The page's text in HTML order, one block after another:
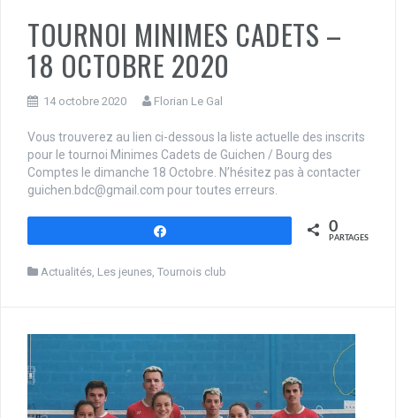
TOURNOI MINIMES CADETS –
18 OCTOBRE 2020
14 octobre 2020 Florian Le Gal
Vous trouverez au lien ci-dessous la liste actuelle des inscrits
pour le tournoi Minimes Cadets de Guichen / Bourg des
Comptes le dimanche 18 Octobre. N’hésitez pas à contacter
guichen.bdc@gmail.com pour toutes erreurs.
0
PARTAGES
Actualités, Les jeunes, Tournois club